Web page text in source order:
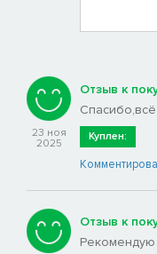
23 ноя
2025
Отзыв к
Куплен:
Отзыв к
Рекомендую